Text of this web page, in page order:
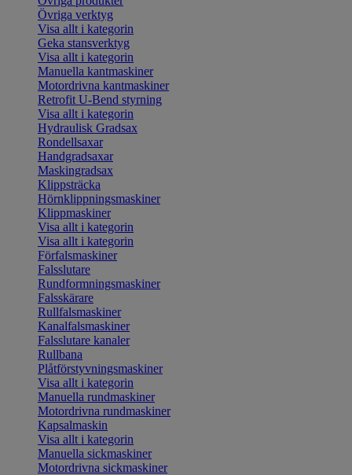
Övriga verktyg
Visa allt i kategorin
Geka stansverktyg
Visa allt i kategorin
Manuella kantmaskiner
Motordrivna kantmaskiner
Retrofit U-Bend styrning
Visa allt i kategorin
Hydraulisk Gradsax
Rondellsaxar
Handgradsaxar
Maskingradsax
Klippsträcka
Hörnklippningsmaskiner
Klippmaskiner
Visa allt i kategorin
Visa allt i kategorin
Förfalsmaskiner
Falsslutare
Rundformningsmaskiner
Falsskärare
Rullfalsmaskiner
Kanalfalsmaskiner
Falsslutare kanaler
Rullbana
Plåtförstyvningsmaskiner
Visa allt i kategorin
Manuella rundmaskiner
Motordrivna rundmaskiner
Kapsalmaskin
Visa allt i kategorin
Manuella sickmaskiner
Motordrivna sickmaskiner